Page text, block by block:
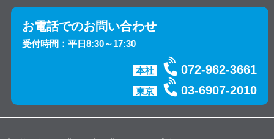
お電話でのお問い合わせ
受付時間：平日8:30～17:30
本社 072-962-3661
東京 03-6907-2010